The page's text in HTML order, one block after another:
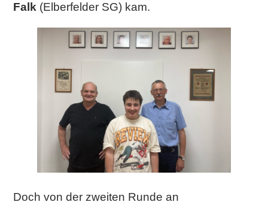
Falk (Elberfelder SG) kam.
Doch von der zweiten Runde an